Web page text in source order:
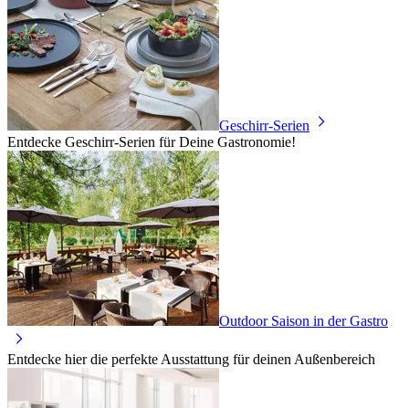
Geschirr-Serien
Entdecke Geschirr-Serien für Deine Gastronomie!
Outdoor Saison in der Gastro
Entdecke hier die perfekte Ausstattung für deinen Außenbereich